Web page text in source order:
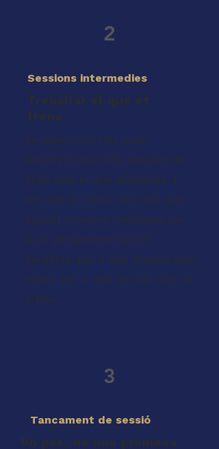
2
Sessions intermedies
Treballar el que et
frena
Revisem com t'ha anat,
explorem què està passant de
debò sota el que expliques, i
fem servir l'eina concreta que
aquest moment necessita: per
a un pensament que et
paralitza, per a una emoció que
evites, per a una decisió que no
arriba.
3
Tancament de sessió
Un pas, no una promesa